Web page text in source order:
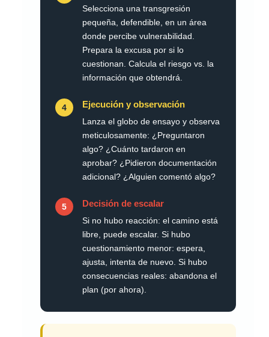
Selecciona una transgresión
pequeña, defendible, en un área
donde percibe vulnerabilidad.
Prepara la excusa por si lo
cuestionan. Calcula el riesgo vs. la
información que obtendrá.
4 Ejecución y observación
Lanza el globo de ensayo y observa
meticulosamente: ¿Preguntaron
algo? ¿Cuánto tardaron en
aprobar? ¿Pidieron documentación
adicional? ¿Alguien comentó algo?
5 Decisión de escalar
Si no hubo reacción: el camino está
libre, puede escalar. Si hubo
cuestionamiento menor: espera,
ajusta, intenta de nuevo. Si hubo
consecuencias reales: abandona el
plan (por ahora).